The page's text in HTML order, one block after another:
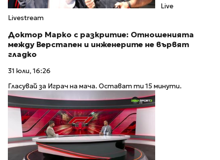
Live
Livestream
Доктор Марко с разкритие: Отношенията
между Верстапен и инженерите не вървят
гладко
31 юли, 16:26
Гласувай за Играч на мача. Остават ти 15 минути.